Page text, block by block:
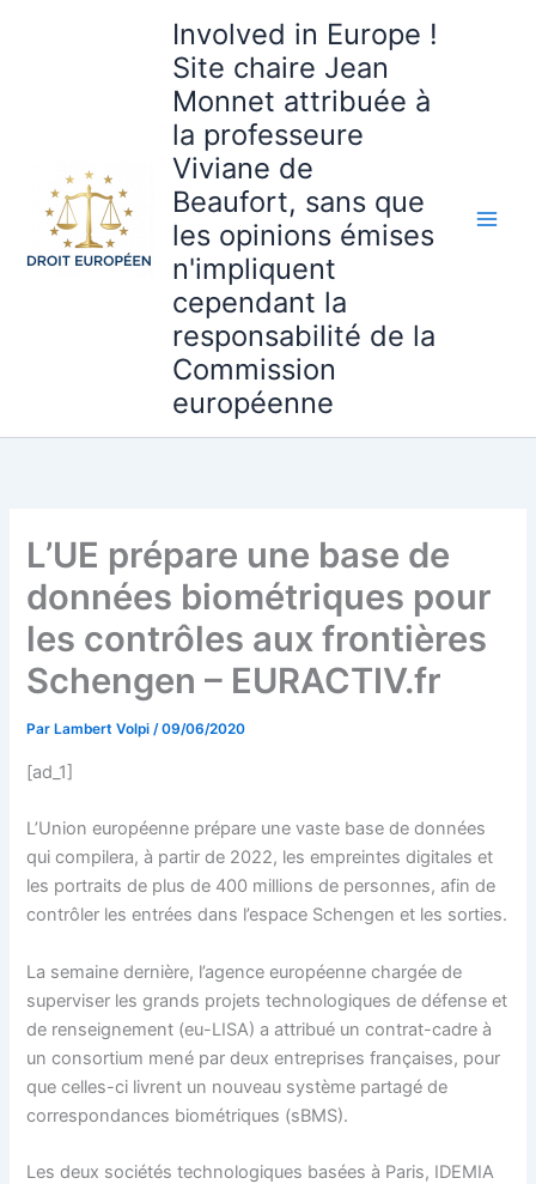
Involved in Europe !
Site chaire Jean
Monnet attribuée à
la professeure
Viviane de
Beaufort, sans que
les opinions émises
n'impliquent
cependant la
responsabilité de la
Commission
européenne
L’UE prépare une base de
données biométriques pour
les contrôles aux frontières
Schengen – EURACTIV.fr
Par Lambert Volpi/09/06/2020
[ad_1]
L’Union européenne prépare une vaste base de données
qui compilera, à partir de 2022, les empreintes digitales et
les portraits de plus de 400 millions de personnes, afin de
contrôler les entrées dans l’espace Schengen et les sorties.
La semaine dernière, l’agence européenne chargée de
superviser les grands projets technologiques de défense et
de renseignement (eu-LISA) a attribué un contrat-cadre à
un consortium mené par deux entreprises françaises, pour
que celles-ci livrent un nouveau système partagé de
correspondances biométriques (sBMS).
Les deux sociétés technologiques basées à Paris, IDEMIA